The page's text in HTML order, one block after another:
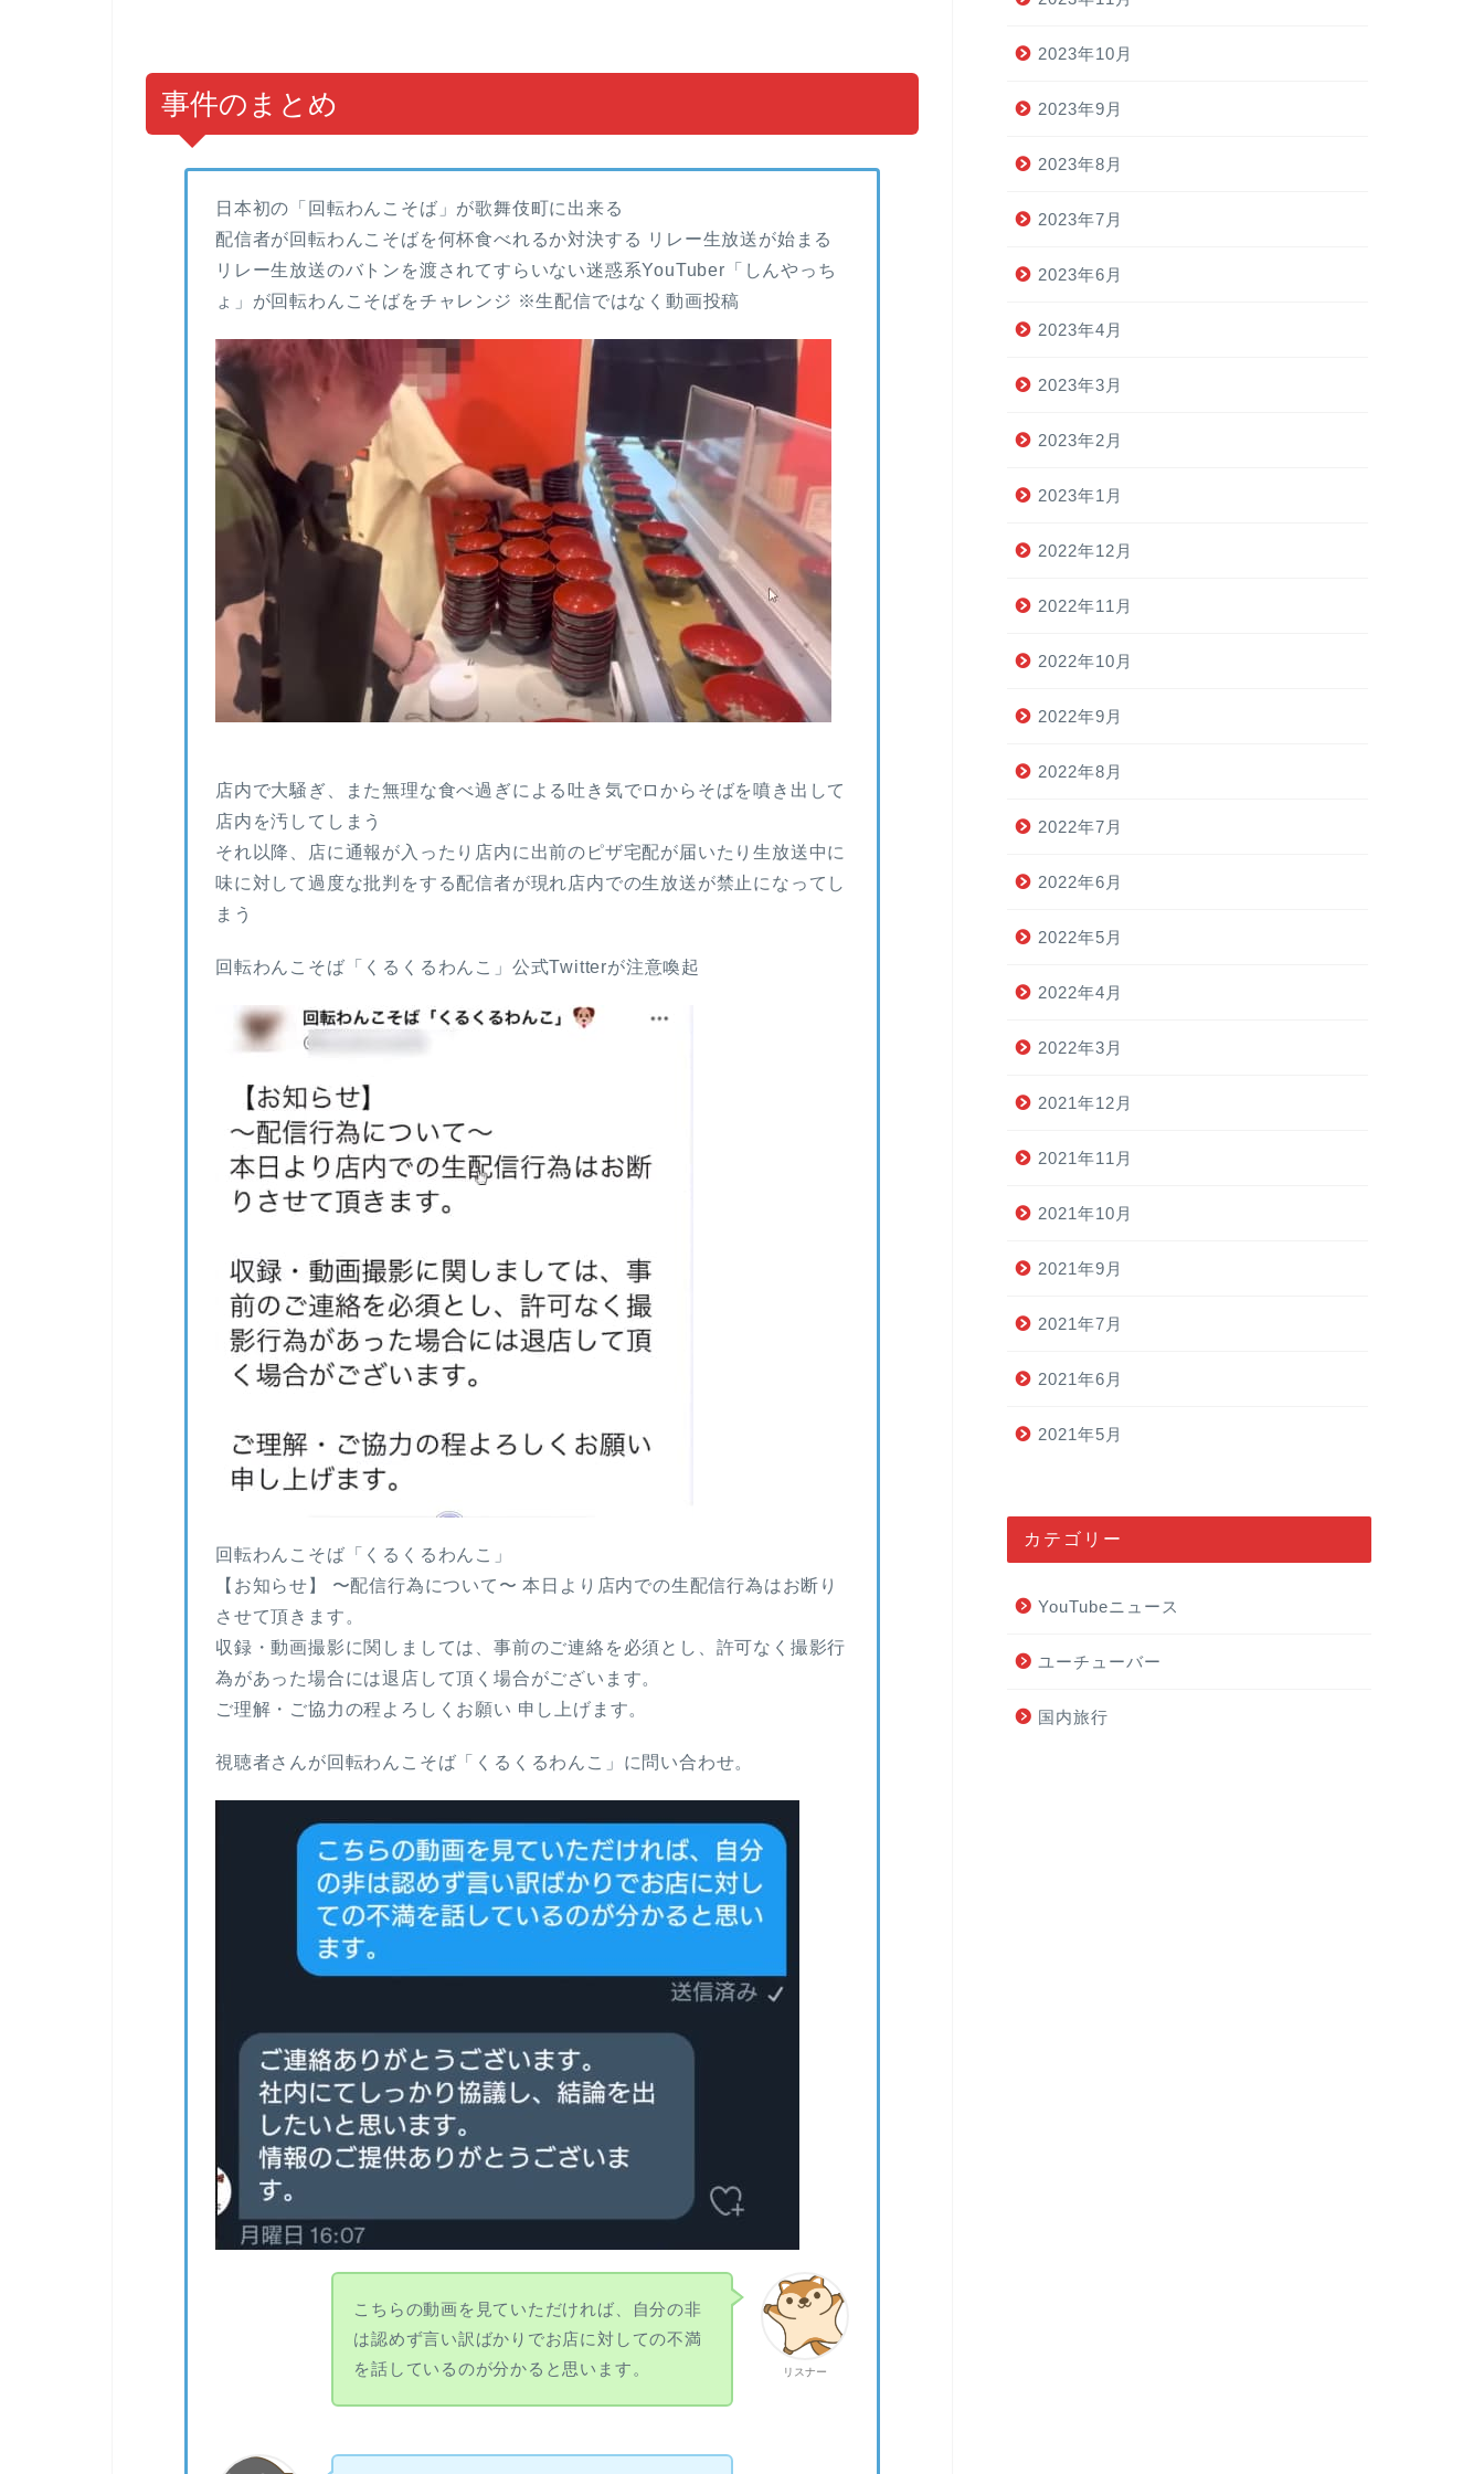
事件のまとめ
日本初の「回転わんこそば」が歌舞伎町に出来る
配信者が回転わんこそばを何杯食べれるか対決する リレー生放送が始まる
リレー生放送のバトンを渡されてすらいない迷惑系YouTuber「しんやっち
ょ」が回転わんこそばをチャレンジ ※生配信ではなく動画投稿
店内で大騒ぎ、また無理な食べ過ぎによる吐き気でロからそばを噴き出して
店内を汚してしまう
それ以降、店に通報が入ったり店内に出前のピザ宅配が届いたり生放送中に
味に対して過度な批判をする配信者が現れ店内での生放送が禁止になってし
まう
回転わんこそば「くるくるわんこ」公式Twitterが注意喚起
回転わんこそば「くるくるわんこ」
【お知らせ】 〜配信行為について〜 本日より店内での生配信行為はお断り
させて頂きます。
収録・動画撮影に関しましては、事前のご連絡を必須とし、許可なく撮影行
為があった場合には退店して頂く場合がございます。
ご理解・ご協力の程よろしくお願い 申し上げます。
視聴者さんが回転わんこそば「くるくるわんこ」に問い合わせ。
リスナー
こちらの動画を見ていただければ、自分の非
は認めず言い訳ばかりでお店に対しての不満
を話しているのが分かると思います。
2023年10月
2023年9月
2023年8月
2023年7月
2023年6月
2023年4月
2023年3月
2023年2月
2023年1月
2022年12月
2022年11月
2022年10月
2022年9月
2022年8月
2022年7月
2022年6月
2022年5月
2022年4月
2022年3月
2021年12月
2021年11月
2021年10月
2021年9月
2021年7月
2021年6月
2021年5月
カテゴリー
YouTubeニュース
ユーチューバー
国内旅行